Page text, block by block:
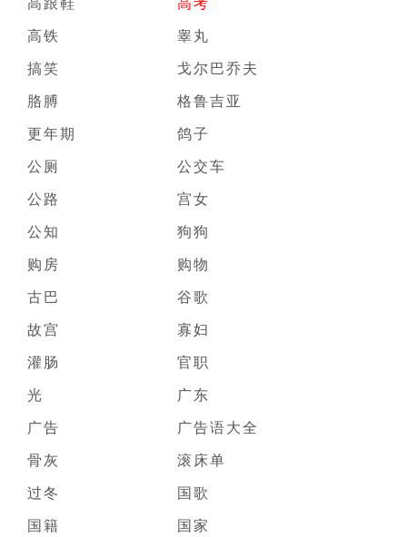
高铁
睾丸
搞笑
戈尔巴乔夫
胳膊
格鲁吉亚
更年期
鸽子
公厕
公交车
公路
宫女
公知
狗狗
购房
购物
古巴
谷歌
故宫
寡妇
灌肠
官职
光
广东
广告
广告语大全
骨灰
滚床单
过冬
国歌
国籍
国家